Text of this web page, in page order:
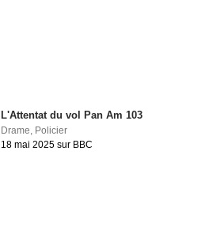
L'Attentat du vol Pan Am 103
Drame, Policier
18 mai 2025 sur BBC